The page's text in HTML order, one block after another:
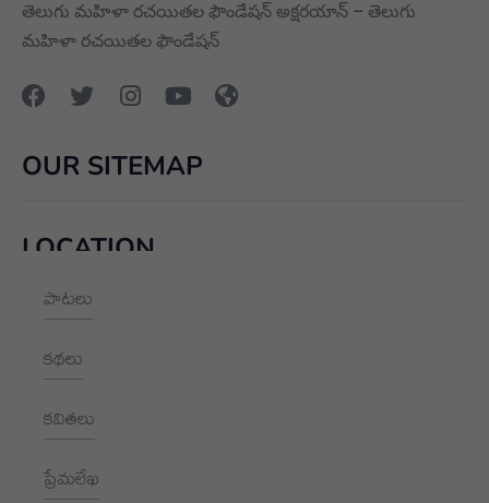
తెలుగు మహిళా రచయితల ఫౌండేషన్ అక్షరయాన్ – తెలుగు
మహిళా రచయితల ఫౌండేషన్
OUR SITEMAP
పాటలు
కథలు
కవితలు
ప్రేమలేఖ
LOCATION
+91 9989928562
hello@aksharayan.com
1002, Royal Pavilion, A Block,